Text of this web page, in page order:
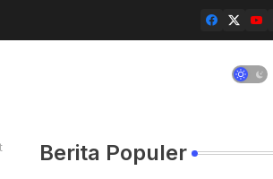
Berita Populer